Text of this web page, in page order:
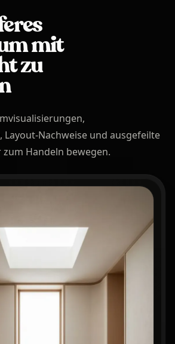
mit
zu
Nachweise und ausgefeilte
zum Handeln bewegen.